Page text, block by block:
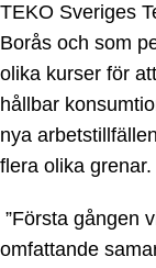
TEKO Sveriges
Borås och som
olika kurser för
hållbar
nya
flera olika grenar.
”Första gången
omfattande